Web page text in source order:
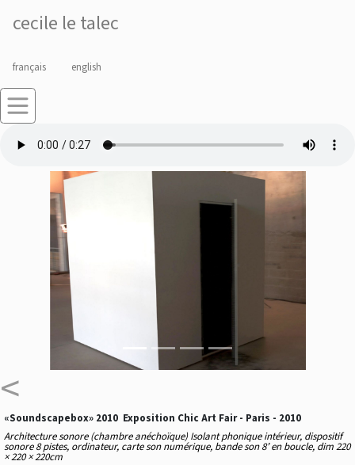
cecile le talec
français english
<
«Soundscapebox» 2010 Exposition Chic Art Fair - Paris - 2010
Architecture sonore (chambre anéchoïque) Isolant phonique intérieur, dispositif
sonore 8 pistes, ordinateur, carte son numérique, bande son 8’ en boucle, dim 220
× 220 × 220cm